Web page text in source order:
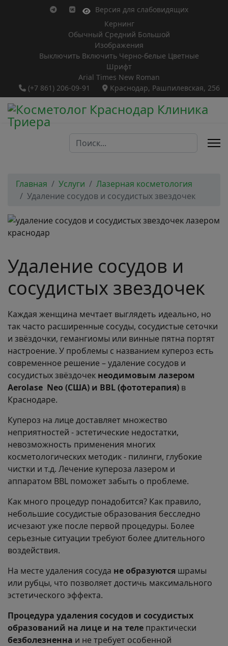
Версия для слабовидящих
Кернинг
Обычный Средний Большой
Изображения
Выключить Включить Черно-белые Цветные
Шрифт
Arial Times New Roman
(+7 861) 206-09-91
Краснодар, Рашпилевская, 256
Поиск...
Главная Услуги
Лазерная косметология
Удаление сосудов и сосудистых звездочек
Удаление сосудов и
сосудистых звездочек
Каждая женщина мечтает выглядеть идеально, но
так часто расширенные сосуды, сосудистые сеточки
и звёздочки, гемангиомы или винные пятна портят
настроение. У проблемы с названием купероз есть
современное решение – удаление сосудов и
сосудистых звёздочек неодимовым лазером
Aerolase Neo (США) и BBL (фототерапия) в
Краснодаре.
Купероз на лице доставляет множество
неприятностей - эстетические недостатки,
невозможность применения многих
косметологических методик - пилинги, глубокие
чистки и т.д. Лечение купероза лазером и
аппаратом BBL поможет забыть о проблеме.
Как много процедур понадобится? Как правило,
небольшие сосудистые образования бесследно
исчезают уже после первой процедуры. Более
серьезные ситуации требуют более длительного
воздействия.
На месте удаления сосуда не образуются шрамы
или рубцы, что позволяет достичь максимального
эстетического эффекта.
Процедура удаления сосудов и сосудистых
образований на лице и на теле практически
безболезненна и не требует особенной